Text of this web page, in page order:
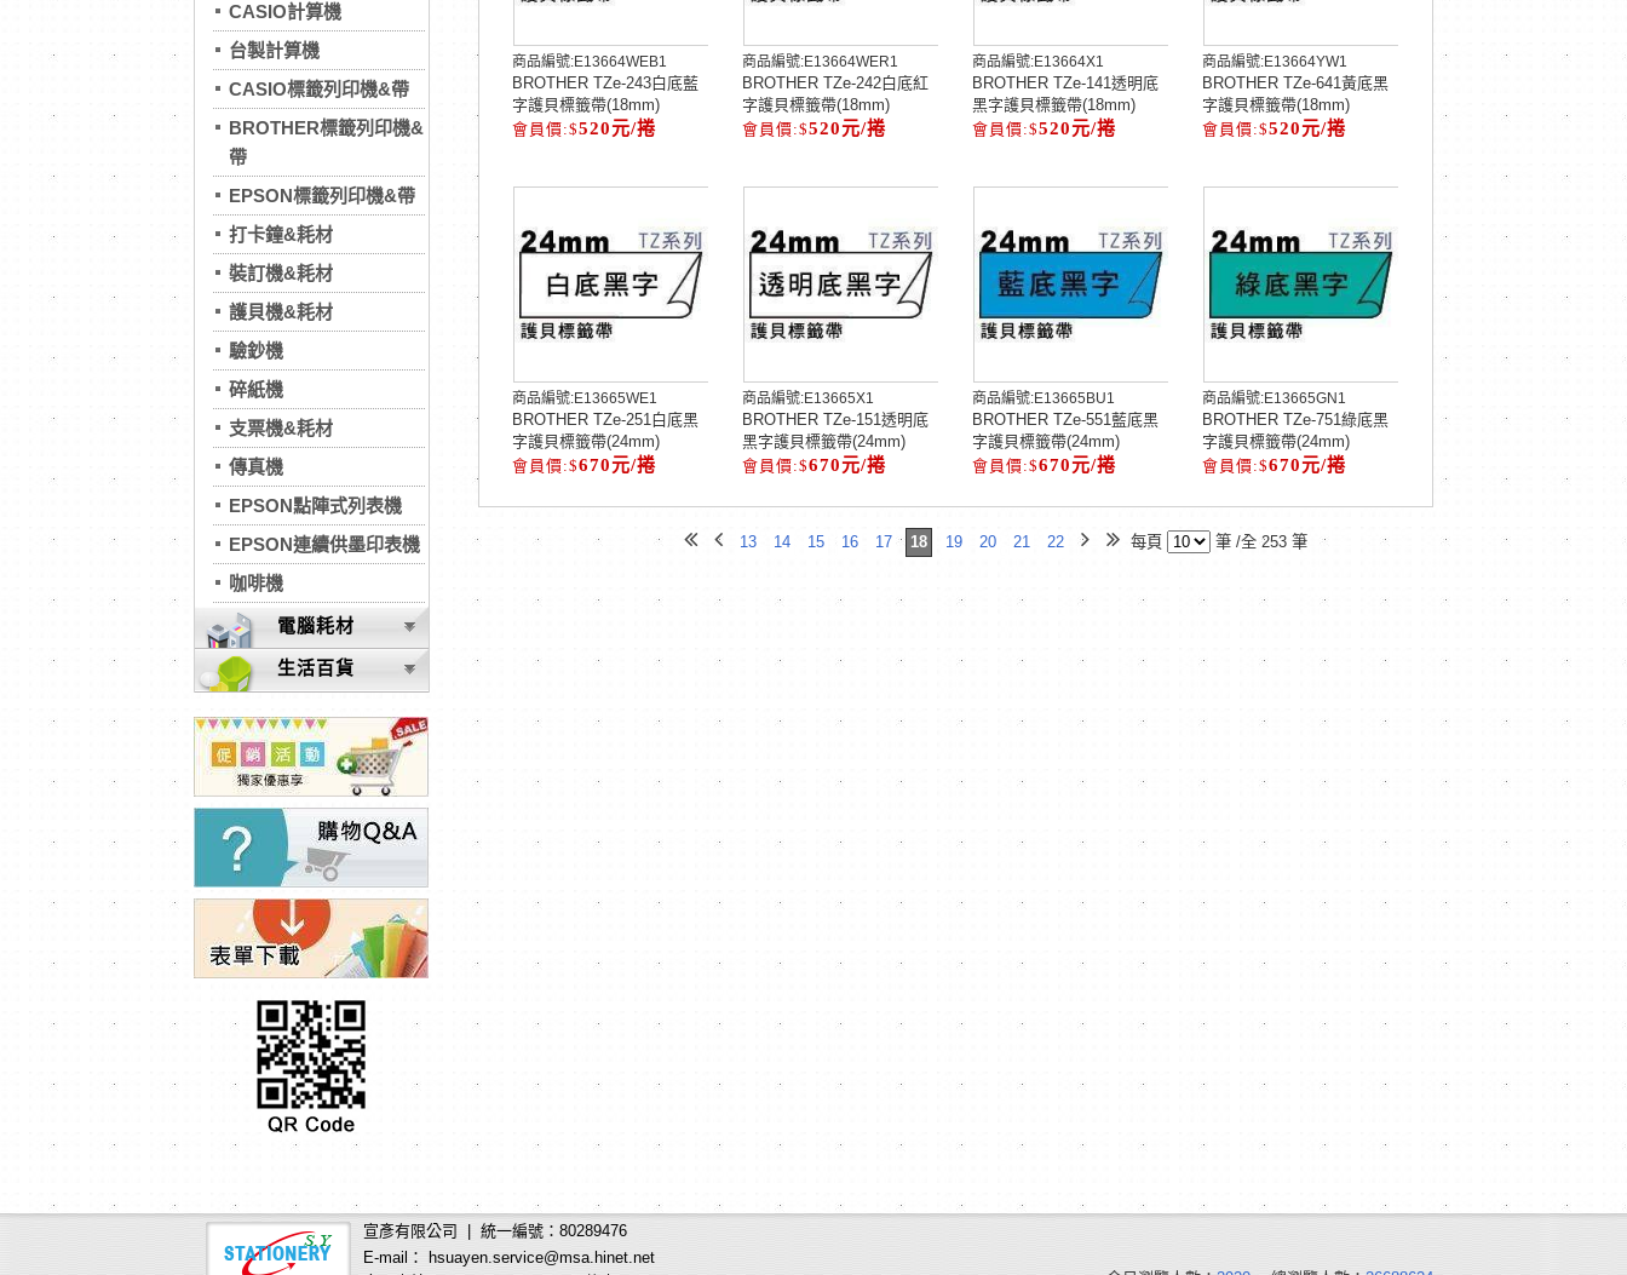
CASIO計算機
台製計算機
CASIO標籤列印機&帶
BROTHER標籤列印機&
帶
EPSON標籤列印機&帶
打卡鐘&耗材
裝訂機&耗材
護貝機&耗材
驗鈔機
碎紙機
支票機&耗材
傳真機
EPSON點陣式列表機
EPSON連續供墨印表機
咖啡機
電腦耗材
生活百貨
商品編號:E13664WEB1
BROTHER TZe-243白底藍
字護貝標籤帶(18mm)
520元/捲
商品編號:E13664WER1
BROTHER TZe-242白底紅
字護貝標籤帶(18mm)
520元/捲
商品編號:E13664X1
BROTHER TZe-141透明底
黑字護貝標籤帶(18mm)
520元/捲
商品編號:E13664YW1
BROTHER TZe-641黃底黑
字護貝標籤帶(18mm)
520元/捲
商品編號:E13665WE1
BROTHER TZe-251白底黑
字護貝標籤帶(24mm)
670元/捲
商品編號:E13665X1
BROTHER TZe-151透明底
黑字護貝標籤帶(24mm)
670元/捲
商品編號:E13665BU1
BROTHER TZe-551藍底黑
字護貝標籤帶(24mm)
670元/捲
商品編號:E13665GN1
BROTHER TZe-751綠底黑
字護貝標籤帶(24mm)
670元/捲
13 14 15 16 17 18 19 20 21 22 每頁 筆 /全 253 筆
宣彥有限公司 | 統一編號：80289476
E-mail： hsuayen.service@msa.hinet.net